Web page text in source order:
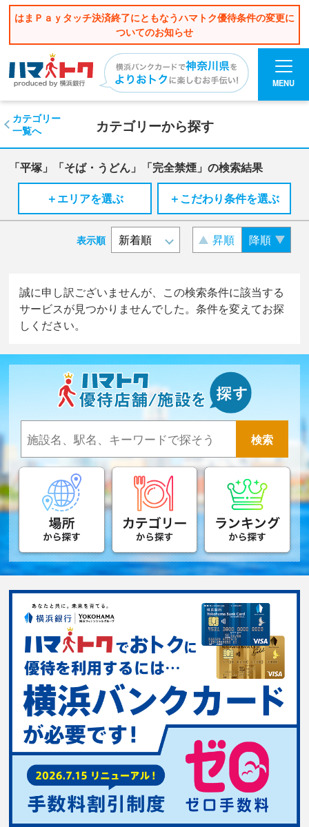
はまＰａｙタッチ決済終了にともなうハマトク優待条件の変更に
ついてのお知らせ
MENU
カテゴリーから探す
カテゴリー
一覧へ
「平塚」「そば・うどん」「完全禁煙」の検索結果
＋エリアを選ぶ
＋こだわり条件を選ぶ
表示順 昇順 降順
誠に申し訳ございませんが、この検索条件に該当する
サービスが見つかりませんでした。条件を変えてお探
しください。